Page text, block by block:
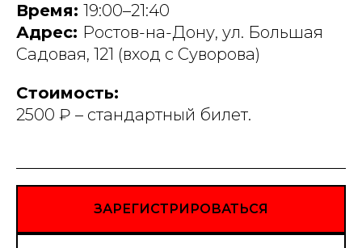
Время: 19:00–21:40
Адрес: Ростов-на-Дону, ул. Большая
Садовая, 121 (вход с Суворова)
Стоимость:
2500 ₽ – стандартный билет.
ЗАРЕГИСТРИРОВАТЬСЯ